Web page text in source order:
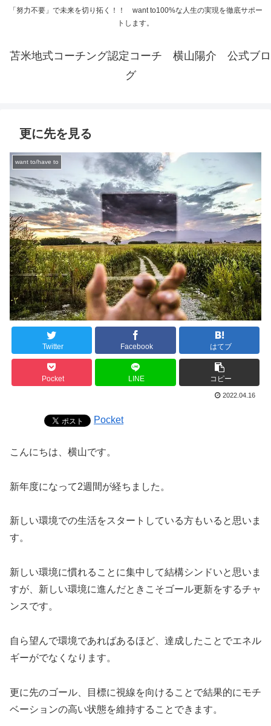
「努力不要」で未来を切り拓く！！ want to100%な人生の実現を徹底サポー
トします。
苫米地式コーチング認定コーチ 横山陽介 公式ブロ
グ
更に先を見る
want to/have to
Twitter Facebook はてブ
Pocket LINE コピー
2022.04.16
Pocket
こんにちは、横山です。
新年度になって2週間が経ちました。
新しい環境での生活をスタートしている方もいると思いま
す。
新しい環境に慣れることに集中して結構シンドいと思いま
すが、新しい環境に進んだときこそゴール更新をするチャ
ンスです。
自ら望んで環境であればあるほど、達成したことでエネル
ギーがでなくなります。
更に先のゴール、目標に視線を向けることで結果的にモチ
ベーションの高い状態を維持することできます。